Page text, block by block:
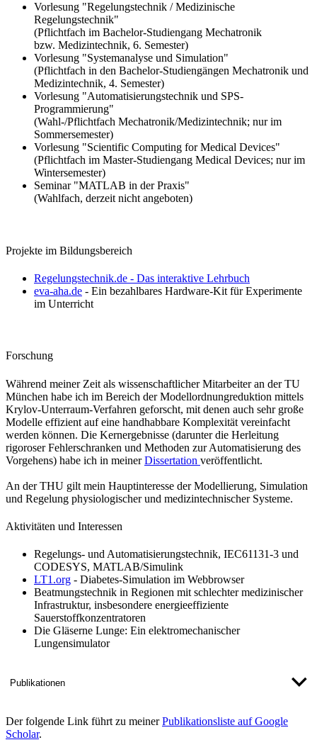
Vorlesung "Regelungstechnik / Medizinische
Regelungstechnik"
(Pflichtfach im Bachelor-Studiengang Mechatronik
bzw. Medizintechnik, 6. Semester)
Vorlesung "Systemanalyse und Simulation"
(Pflichtfach in den Bachelor-Studiengängen Mechatronik und
Medizintechnik, 4. Semester)
Vorlesung "Automatisierungstechnik und SPS-
Programmierung"
(Wahl-/Pflichtfach Mechatronik/Medizintechnik; nur im
Sommersemester)
Vorlesung "Scientific Computing for Medical Devices"
(Pflichtfach im Master-Studiengang Medical Devices; nur im
Wintersemester)
Seminar "MATLAB in der Praxis"
(Wahlfach, derzeit nicht angeboten)​
Projekte im Bildungsbereich
Regelungstechnik.de - Das interaktive Lehrbuch​
eva-aha.de - Ein bezahlbares Hardware-Kit für Experimente
im Unterricht
Forschung
Während meiner Zeit als wissenschaftlicher Mitarbeiter an der TU
München habe ich im Bereich der Modellordnungreduktion mittels
Krylov-Unterraum-Verfahren geforscht, mit denen auch sehr große
Modelle effizient auf eine handhabbare Komplexität vereinfacht
werden können. Die Kernergebnisse (darunter die Herleitung
rigoroser Fehlerschranken und Methoden zur Automatisierung des
Vorgehens) habe ich in meinerDissertation ​ veröffentlicht.
An der THU gilt mein Hauptinteresse der Modellierung, Simulation
und Regelung physiologischer und medizintechnischer Systeme.
Aktivitäten und Interessen
Regelungs- und Automatisierungstechnik, IEC61131-3 und
CODESYS, MATLAB/Simulink
LT1.org - Diabetes-Simulation im Webbrowser
Beatmungstechnik in Regionen mit schlechter medizinischer
Infrastruktur, insbesondere energieeffiziente
Sauerstoffkonzentratoren
Die Gläserne Lunge: Ein elektromechanischer
Lungensimulator
Publikationen
Der folgende Link führt zu meinerPublikationsliste auf Google
Scholar​.​